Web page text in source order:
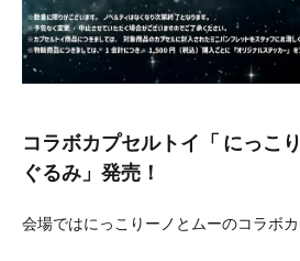
コラボカプセルトイ 「 にっこ
ぐるみ」発売！
会場ではにっこりーノとムーのコラボ